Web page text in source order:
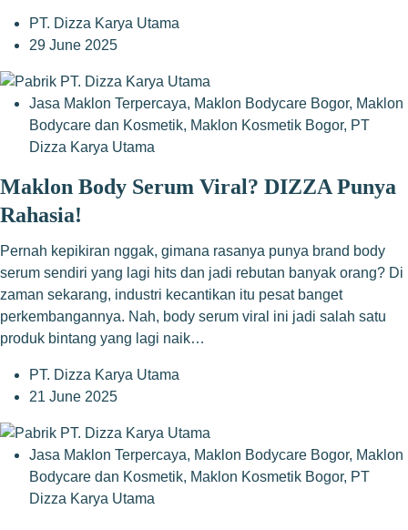
PT. Dizza Karya Utama
29 June 2025
Jasa Maklon Terpercaya, Maklon Bodycare Bogor, Maklon
Bodycare dan Kosmetik, Maklon Kosmetik Bogor, PT
Dizza Karya Utama
Maklon Body Serum Viral? DIZZA Punya
Rahasia!
Pernah kepikiran nggak, gimana rasanya punya brand body
serum sendiri yang lagi hits dan jadi rebutan banyak orang? Di
zaman sekarang, industri kecantikan itu pesat banget
perkembangannya. Nah, body serum viral ini jadi salah satu
produk bintang yang lagi naik…
PT. Dizza Karya Utama
21 June 2025
Jasa Maklon Terpercaya, Maklon Bodycare Bogor, Maklon
Bodycare dan Kosmetik, Maklon Kosmetik Bogor, PT
Dizza Karya Utama